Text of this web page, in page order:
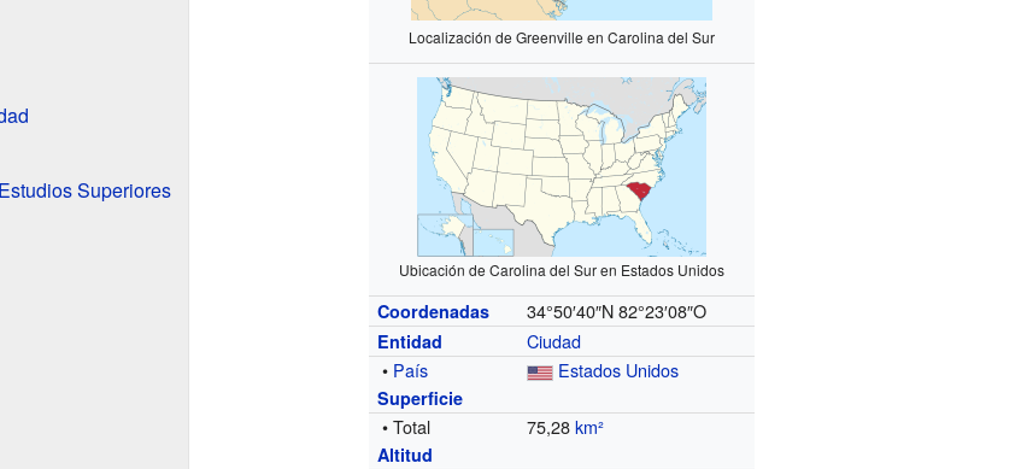
Localización de Greenville en Carolina del Sur
Ubicación de Carolina del Sur en Estados Unidos
Coordenadas 34°50′40″N 82°23′08″O
Entidad
Ciudad
• País Estados Unidos
Superficie
• Total 75,28km²
Altitud
Superiores